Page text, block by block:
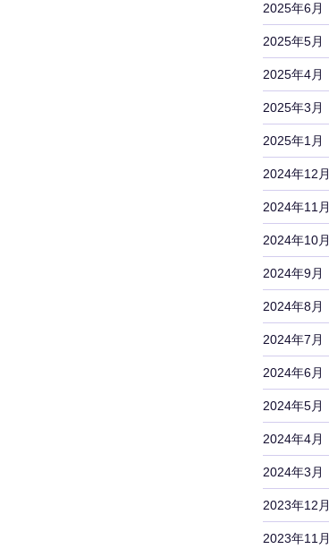
2025年6月
2025年5月
2025年4月
2025年3月
2025年1月
2024年12月
2024年11月
2024年10月
2024年9月
2024年8月
2024年7月
2024年6月
2024年5月
2024年4月
2024年3月
2023年12月
2023年11月